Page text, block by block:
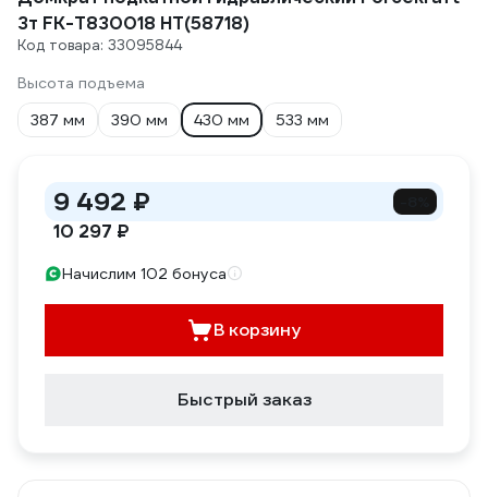
3т FK-T830018 HT(58718)
Код товара: 33095844
Высота подъема
387 мм
390 мм 430 мм 533 мм
9 492 ₽
10 297 ₽
Начислим 102 бонуса
В корзину
Быстрый заказ